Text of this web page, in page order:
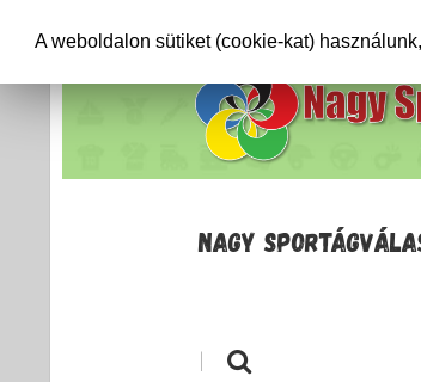
NAGY
|
A weboldalon sütiket (cookie-kat)